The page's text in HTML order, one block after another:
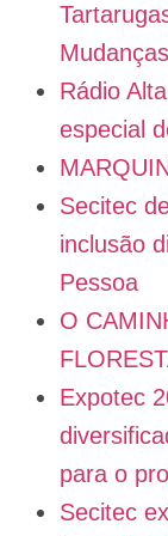
Rádio
especial
Secitec
inclusão
Pessoa
O
Expotec
para o
Secitec